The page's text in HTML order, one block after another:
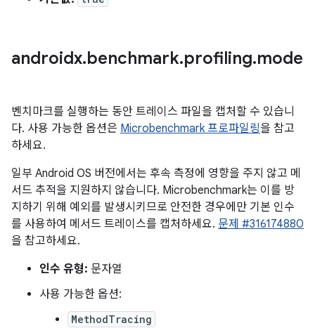
androidx.benchmark.profiling.mode
벤치마크를 실행하는 동안 트레이스 파일을 캡처할 수 있습니
다. 사용 가능한 옵션은 Microbenchmark 프로파일링을 참고
하세요.
일부 Android OS 버전에서는 후속 측정에 영향을 주지 않고 메
서드 추적을 지원하지 않습니다. Microbenchmark는 이를 방
지하기 위해 예외를 발생시키므로 안전한 경우에만 기본 인수
를 사용하여 메서드 트레이스를 캡처하세요. 문제 #316174880
을 참고하세요.
인수 유형: 문자열
사용 가능한 옵션:
MethodTracing